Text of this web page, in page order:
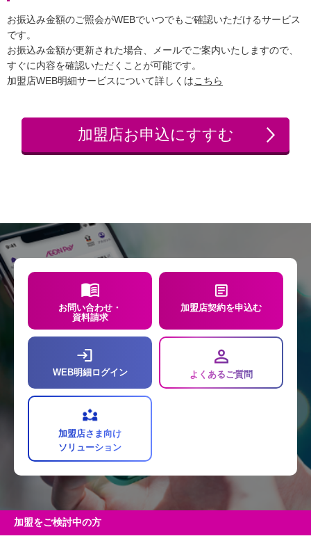
お振込み金額のご照会がWEBでいつでもご確認いただけるサービス
です。
お振込み金額が更新された場合、メールでご案内いたしますので、
すぐに内容を確認いただくことが可能です。
加盟店WEB明細サービスについて詳しくはこちら
加盟店お申込にすすむ
お問い合わせ・
資料請求
加盟店契約を申込む
WEB明細ログイン よくあるご質問
加盟店さま向け
ソリューション
加盟をご検討中の方